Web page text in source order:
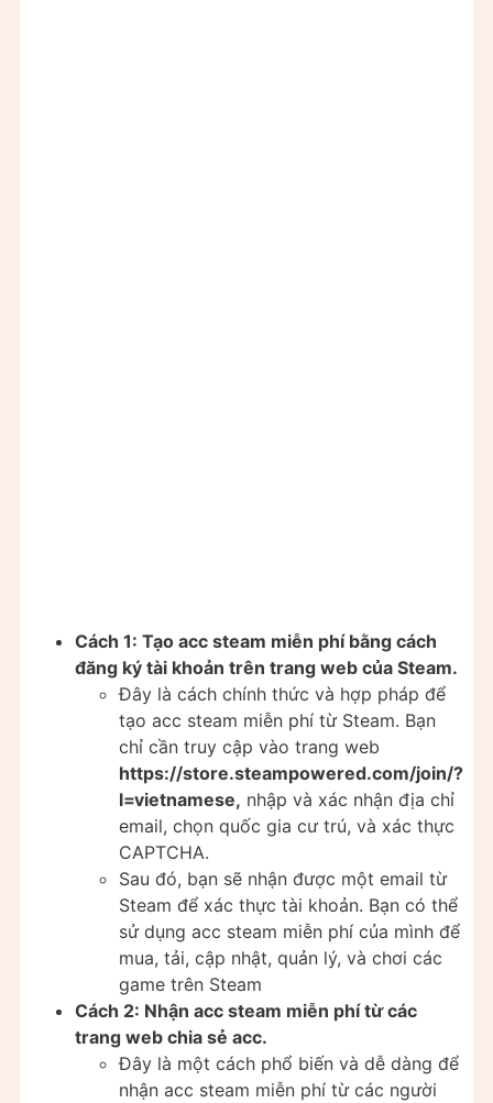
Cách 1: Tạo acc steam miễn phí bằng cách
đăng ký tài khoản trên trang web của Steam.
Đây là cách chính thức và hợp pháp để
tạo acc steam miễn phí từ Steam. Bạn
chỉ cần truy cập vào trang web
https://store.steampowered.com/join/?
l=vietnamese, nhập và xác nhận địa chỉ
email, chọn quốc gia cư trú, và xác thực
CAPTCHA.
Sau đó, bạn sẽ nhận được một email từ
Steam để xác thực tài khoản. Bạn có thể
sử dụng acc steam miễn phí của mình để
mua, tải, cập nhật, quản lý, và chơi các
game trên Steam
Cách 2: Nhận acc steam miễn phí từ các
trang web chia sẻ acc.
Đây là một cách phổ biến và dễ dàng để
nhận acc steam miễn phí từ các người